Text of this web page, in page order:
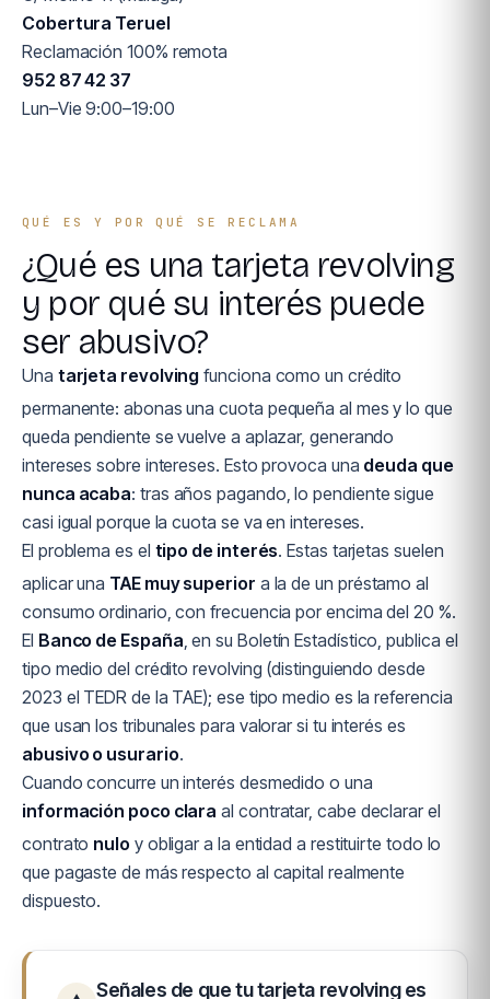
Cobertura Teruel
Reclamación 100% remota
952 87 42 37
Lun–Vie 9:00–19:00
QUÉ ES Y POR QUÉ SE RECLAMA
¿Qué es una tarjeta revolving
y por qué su interés puede
ser abusivo?
Una tarjeta revolving funciona como un crédito
permanente: abonas una cuota pequeña al mes y lo que
queda pendiente se vuelve a aplazar, generando
intereses sobre intereses. Esto provoca una deuda que
nunca acaba: tras años pagando, lo pendiente sigue
casi igual porque la cuota se va en intereses.
El problema es el tipo de interés. Estas tarjetas suelen
aplicar una TAE muy superior a la de un préstamo al
consumo ordinario, con frecuencia por encima del 20 %.
El Banco de España, en su Boletín Estadístico, publica el
tipo medio del crédito revolving (distinguiendo desde
2023 el TEDR de la TAE); ese tipo medio es la referencia
que usan los tribunales para valorar si tu interés es
abusivo o usurario.
Cuando concurre un interés desmedido o una
información poco clara al contratar, cabe declarar el
contrato nulo y obligar a la entidad a restituirte todo lo
que pagaste de más respecto al capital realmente
dispuesto.
Señales de que tu tarjeta revolving es